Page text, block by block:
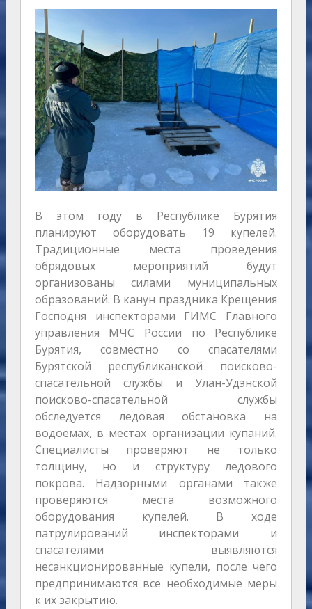
В этом году в Республике Бурятия
планируют оборудовать 19 купелей.
Традиционные места проведения
обрядовых мероприятий будут
организованы силами муниципальных
образований. В канун праздника Крещения
Господня инспекторами ГИМС Главного
управления МЧС России по Республике
Бурятия, совместно со спасателями
Бурятской республиканской поисково-
спасательной службы и Улан-Удэнской
поисково-спасательной службы
обследуется ледовая обстановка на
водоемах, в местах организации купаний.
Специалисты проверяют не только
толщину, но и структуру ледового
покрова. Надзорными органами также
проверяются места возможного
оборудования купелей. В ходе
патрулирований инспекторами и
спасателями выявляются
несанкционированные купели, после чего
предпринимаются все необходимые меры
к их закрытию.